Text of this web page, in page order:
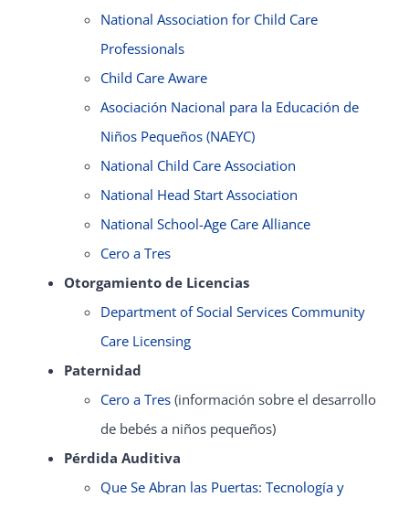
National Association for Child Care
Professionals
Child Care Aware
Asociación Nacional para la Educación de
Niños Pequeños (NAEYC)
National Child Care Association
National Head Start Association
National School-Age Care Alliance
Cero a Tres
Otorgamiento de Licencias
Department of Social Services Community
Care Licensing
Paternidad
Cero a Tres (información sobre el desarrollo
de bebés a niños pequeños)
Pérdida Auditiva
Que Se Abran las Puertas: Tecnología y